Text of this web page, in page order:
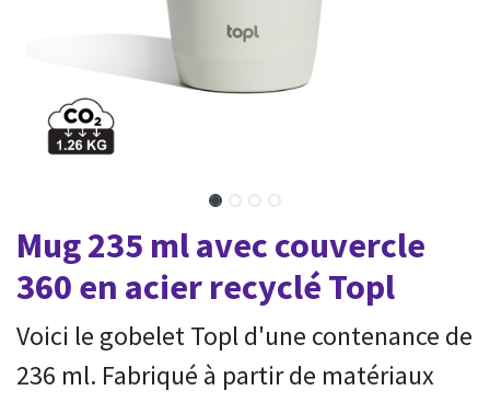
Mug 235 ml avec couvercle
360 en acier recyclé Topl
Voici le gobelet Topl d'une contenance de
236 ml. Fabriqué à partir de matériaux